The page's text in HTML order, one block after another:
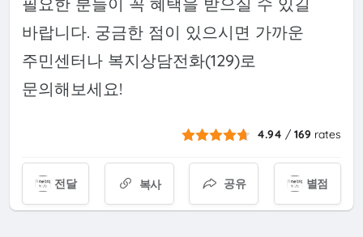
바랍니다. 궁금한 점이 있으시면 가까운
주민센터나 복지상담전화(129)로
문의해보세요!
4.94 / 169 rates
전달 복사 공유 별점